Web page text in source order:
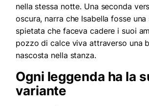
nella stessa notte. Una seconda
oscura, narra che Isabella fosse
spietata che faceva cadere i suoi
pozzo di calce viva attraverso una
nascosta nella stanza.
Ogni leggenda ha la
variante